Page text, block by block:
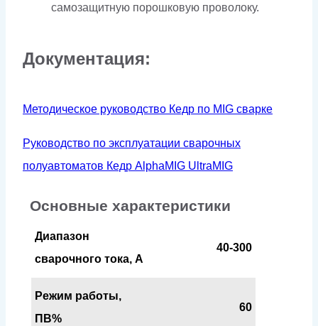
самозащитную порошковую проволоку.
Документация:
Методическое руководство Кедр по MIG сварке
Руководство по эксплуатации сварочных
полуавтоматов Кедр AlphaMIG UltraMIG
Основные характеристики
Диапазон
сварочного тока, А
40-300
Режим работы,
ПВ%
60